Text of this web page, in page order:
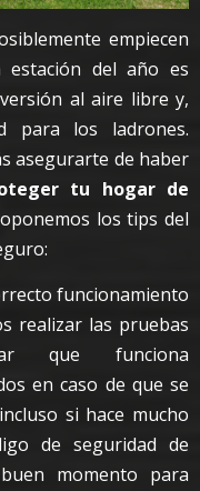
empiecen
estación del año es
al aire libre y,
para los ladrones.
asegurarte de haber
tu hogar de
los tips del
funcionamiento
realizar las pruebas
que funciona
en caso de que se
si hace mucho
de seguridad de
momento para